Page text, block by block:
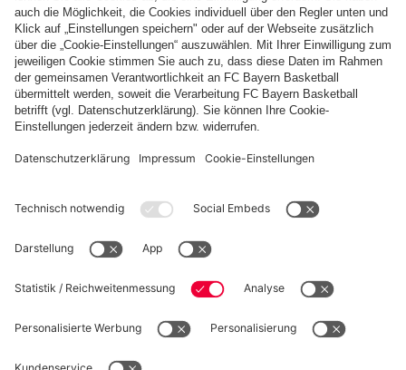
FC Bayern Store App
WIDERRUF
Datenschutz
Cookie Details